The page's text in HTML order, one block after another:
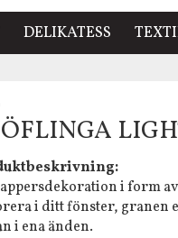
DELIKATESS
i form
i ditt fönster, granen
i ena änden.